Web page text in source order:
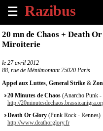
☰
×
Accueil
Tous
les
évènements
à
venir
20 mn de Chaos + Death
Miroiterie
le 27 avril 2012
88, rue de Ménilmontant 75020 Paris
Appel aux Luttes, General Strike &
20 Minutes de Chaos (Anarcho Punk
http://
Death Or Glory (Punk Rock - Rennes)
http://www.deathorglory.fr